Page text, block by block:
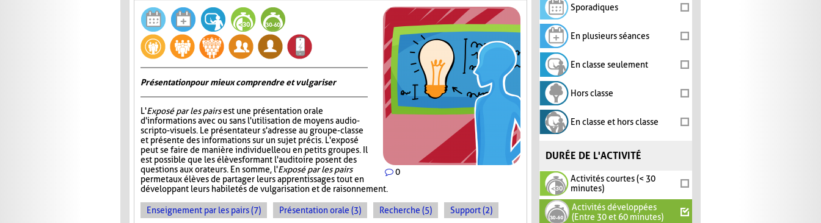
Sporadiques
En plusieurs séances
En classe seulement
Hors classe
En classe et hors classe
DURÉE DE L'ACTIVITÉ
Activités courtes (< 30
minutes)
Activités développées
(Entre 30 et 60 minutes)
0
Présentation pour mieux comprendre et vulgariser
L'Exposé par les pairsest une présentation orale
d'informations avec ou sans l'utilisation de moyens audio-
scripto-visuels. Le présentateur s'adresse au groupe-classe
et présente des informations sur un sujet précis. L'exposé
peut se faire de manière individuelle ou en petits groupes. Il
est possible que les élèves formant l'auditoire posent des
questions aux orateurs. En somme, l'Exposé par les pairs
permet aux élèves de partager leurs apprentissages tout en
développant leurs habiletés de vulgarisation et de raisonnement.
Enseignement par les pairs (7) Présentation orale (3) Recherche (5) Support (2)